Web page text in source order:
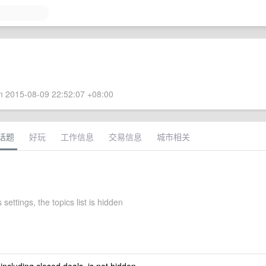
2015-08-09 22:52:07 +08:00
题 好玩 工作信息 交易信息 城市相关
settings, the topics list is hidden